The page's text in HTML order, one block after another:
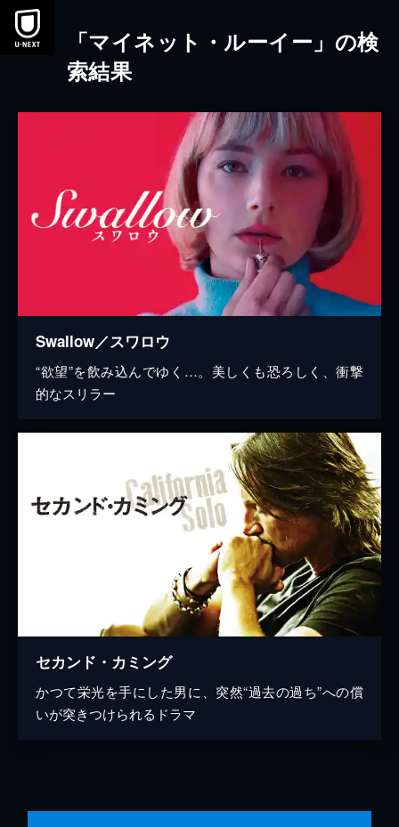
本文へスキップ
「マイネット・ルーイー」の検
索結果
Swallow／スワロウ
“欲望”を飲み込んでゆく…。美しくも恐ろしく、衝撃
的なスリラー
セカンド・カミング
かつて栄光を手にした男に、突然“過去の過ち”への償
いが突きつけられるドラマ